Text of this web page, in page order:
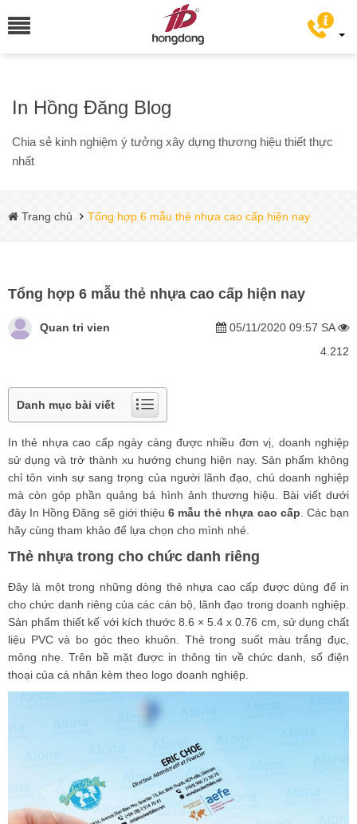
In Hồng Đăng Blog
Chia sẻ kinh nghiệm ý tưởng xây dựng thương hiệu thiết thực
nhất
Trang chủ Tổng hợp 6 mẫu thẻ nhựa cao cấp hiện nay
Tổng hợp 6 mẫu thẻ nhựa cao cấp hiện nay
Quan tri vien
05/11/2020 09:57 SA
4.212
Danh mục bài viết
In thẻ nhựa cao cấp ngày càng được nhiều đơn vị, doanh nghiệp
sử dụng và trở thành xu hướng chung hiện nay. Sản phẩm không
chỉ tôn vinh sự sang trọng của người lãnh đạo, chủ doanh nghiệp
mà còn góp phần quảng bá hình ảnh thương hiệu. Bài viết dưới
đây In Hồng Đăng sẽ giới thiệu 6 mẫu thẻ nhựa cao cấp . Các bạn
hãy cùng tham khảo để lựa chọn cho mình nhé.
Thẻ nhựa trong cho chức danh riêng
Đây là một trong những dòng thẻ nhựa cao cấp được dùng để in
cho chức danh riêng của các cán bộ, lãnh đạo trong doanh nghiệp.
Sản phẩm thiết kế với kích thước 8.6 × 5.4 x 0.76 cm, sử dụng chất
liệu PVC và bo góc theo khuôn. Thẻ trong suốt màu trắng đục,
mỏng nhẹ. Trên bề mặt được in thông tin về chức danh, số điện
thoại của cá nhân kèm theo logo doanh nghiệp.